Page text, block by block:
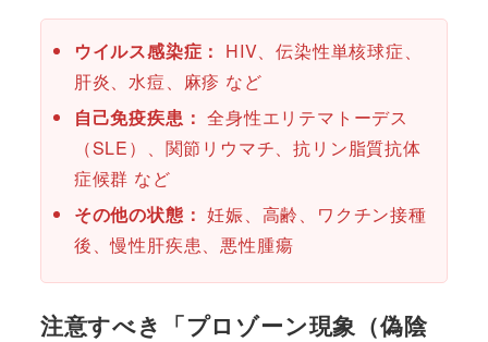
ウイルス感染症： HIV、伝染性単核球症、
肝炎、水痘、麻疹 など
自己免疫疾患： 全身性エリテマトーデス
（SLE）、関節リウマチ、抗リン脂質抗体
症候群 など
その他の状態： 妊娠、高齢、ワクチン接種
後、慢性肝疾患、悪性腫瘍
注意すべき「プロゾーン現象（偽陰